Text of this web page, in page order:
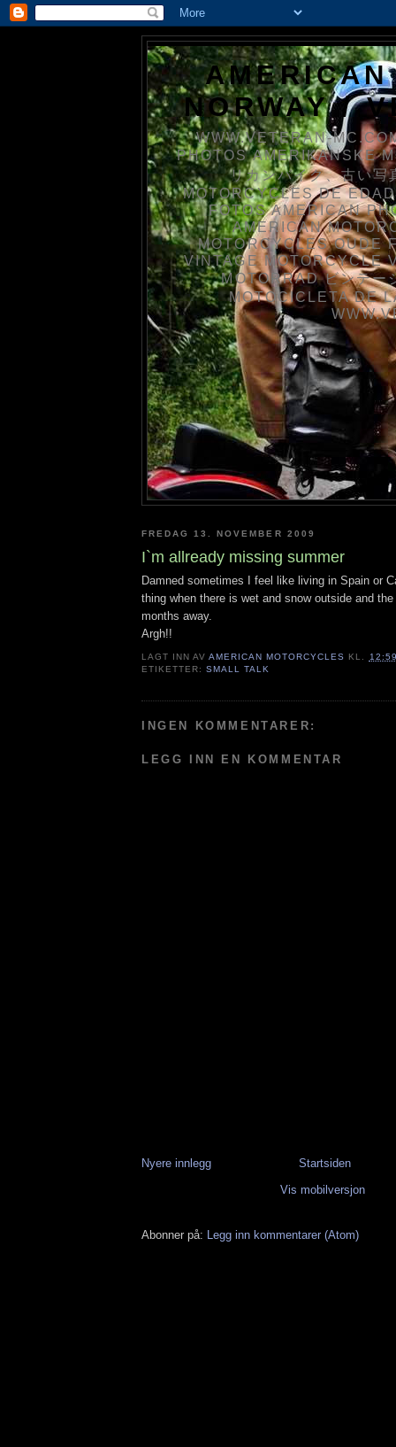
NORWAY /
WWW.VETERAN-
PHOTOS AMERIKANSKE
リカンバイク、古い
MOTORCYCLES DE
FOTOS AMERICAN
AMERICAN
MOTORCYCLES OUDE
VINTAGE MOTORCYCLE
MOTORRAD ビンテ
MOTOCICLETA DE
FREDAG 13. NOVEMBER 2009
I`m allready missing summer
Damned sometimes I feel like living in Spain or
thing when there is wet and snow outside and
months away.
Argh!!
LAGT INN AVAMERICAN MOTORCYCLES KL.
ETIKETTER:SMALL TALK
INGEN KOMMENTARER:
LEGG INN EN KOMMENTAR
Nyere innlegg
Startsiden
Vis mobilversjon
Abonner på: Legg inn kommentarer (Atom)